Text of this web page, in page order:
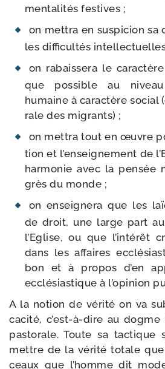
men­ta­li­tés festives ;
on met­tra en sus­pi­cion sa
les dif­fi­cul­tés
on rabais­se­ra le
que pos­sible au niveau
humaine à carac­tère
rale des migrants) ;
on met­tra tout en œuvre
tion et l’en­sei­gne­ment de
har­mo­nie avec la
grès du monde ;
on ensei­gne­ra que les
de droit, une large part
l’Eglise, ou que l’in­té­rêt
dans les affaires
bon et à pro­pos d’en
ecclé­sias­tique à l’o­pi­nion
A la notion de véri­té on va
ca­ci­té, c’est-​à-​dire au
pas­to­rale. Toute sa tac­tique
mettre de la véri­té totale
ceaux que l’homme dit